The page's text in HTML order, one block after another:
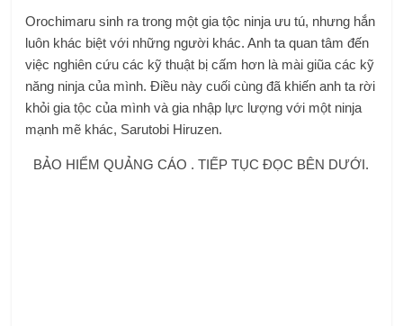
Orochimaru sinh ra trong một gia tộc ninja ưu tú, nhưng hắn
luôn khác biệt với những người khác. Anh ta quan tâm đến
việc nghiên cứu các kỹ thuật bị cấm hơn là mài giũa các kỹ
năng ninja của mình. Điều này cuối cùng đã khiến anh ta rời
khỏi gia tộc của mình và gia nhập lực lượng với một ninja
mạnh mẽ khác, Sarutobi Hiruzen.
BẢO HIỂM QUẢNG CÁO . TIẾP TỤC ĐỌC BÊN DƯỚI.